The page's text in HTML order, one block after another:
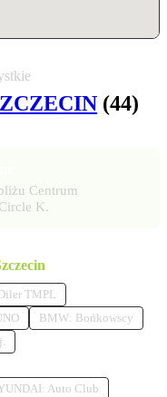
(44)
Centrum
K.
TMPL
BMW: Bońkowscy
Auto Club